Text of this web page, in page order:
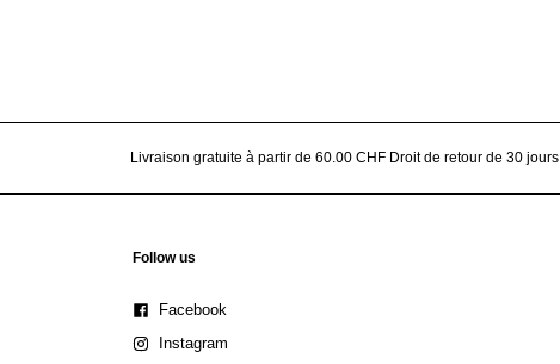
Livraison gratuite à partir de 60.00 CHF Droit de retour de 30 jours
Follow us
Facebook
Instagram